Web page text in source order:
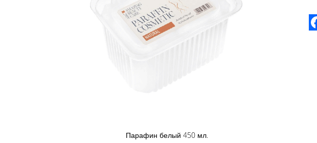
Парафин белый 450 мл.